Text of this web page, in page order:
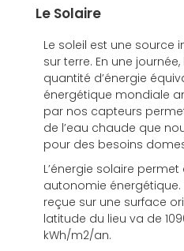
Le Solaire
Le soleil est une source
sur terre. En une
quantité d’énergie
énergétique mondiale
par nos capteurs
de l’eau chaude que
pour des besoins
L’énergie solaire
autonomie énergétique.
reçue sur une surface
latitude du lieu va de
kWh/m2/an.